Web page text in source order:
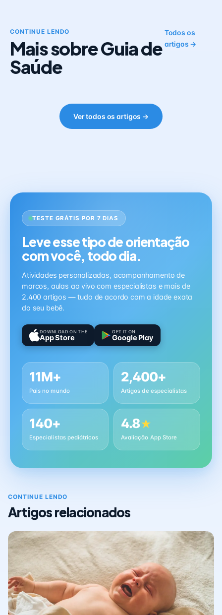
CONTINUE LENDO
Mais sobre Guia de
Saúde
Todos os
artigos →
Ver todos os artigos →
TESTE GRÁTIS POR 7 DIAS
Leve esse tipo de orientação
com você, todo dia.
Atividades personalizadas, acompanhamento de
marcos, aulas ao vivo com especialistas e mais de
2.400 artigos — tudo de acordo com a idade exata
do seu bebê.
DOWNLOAD ON THE
App Store
GET IT ON
Google Play
11M+
Pais no mundo
2,400+
Artigos de especialistas
140+
Especialistas pediátricos
4.8★
Avaliação App Store
CONTINUE LENDO
Artigos relacionados